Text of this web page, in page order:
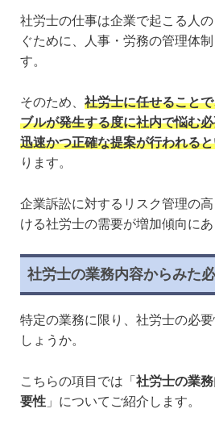
社労士の仕事は企業で起こる人
ぐために、人事・労務の管理体
す。
そのため、 社労士に任せること
ブルが発生する度に社内で悩む
迅速かつ正確な提案が行われる
ります。
企業訴訟に対するリスク管理の
ける社労士の需要が増加傾向にあ
社労士の業務内容からみた
特定の業務に限り、社労士の必
しょうか。
こちらの項目では「 社労士の業
要性 」についてご紹介します。